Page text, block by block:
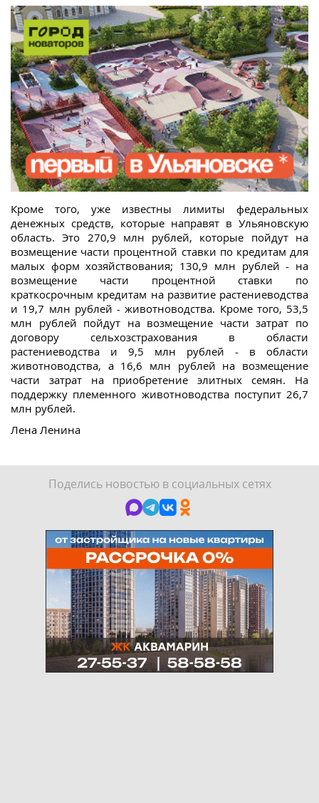
Кроме того, уже известны лимиты федеральных
денежных средств, которые направят в Ульяновскую
область. Это 270,9 млн рублей, которые пойдут на
возмещение части процентной ставки по кредитам для
малых форм хозяйствования; 130,9 млн рублей - на
возмещение части процентной ставки по
краткосрочным кредитам на развитие растениеводства
и 19,7 млн рублей - животноводства. Кроме того, 53,5
млн рублей пойдут на возмещение части затрат по
договору сельхозстрахования в области
растениеводства и 9,5 млн рублей - в области
животноводства, а 16,6 млн рублей на возмещение
части затрат на приобретение элитных семян. На
поддержку племенного животноводства поступит 26,7
млн рублей.
Лена Ленина
Поделись новостью в социальных сетях